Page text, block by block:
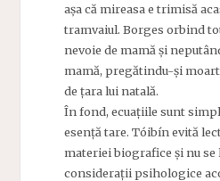
așa că mireasa e trimisă
tramvaiul. Borges orbind
nevoie de mamă și
mamă, pregătindu-și
de țara lui natală.
În fond, ecuațiile sunt
esență tare. Tóibín evită
materiei biografice și nu se
considerații psihologice